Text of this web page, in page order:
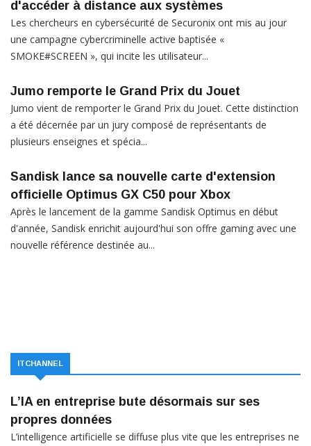
d'accéder à distance aux systèmes
Les chercheurs en cybersécurité de Securonix ont mis au jour
une campagne cybercriminelle active baptisée «
SMOKE#SCREEN », qui incite les utilisateur...
Jumo remporte le Grand Prix du Jouet
Jumo vient de remporter le Grand Prix du Jouet. Cette distinction
a été décernée par un jury composé de représentants de
plusieurs enseignes et spécia...
Sandisk lance sa nouvelle carte d'extension
officielle Optimus GX C50 pour Xbox
Après le lancement de la gamme Sandisk Optimus en début
d'année, Sandisk enrichit aujourd'hui son offre gaming avec une
nouvelle référence destinée au...
ITCHANNEL
L’IA en entreprise bute désormais sur ses
propres données
L’intelligence artificielle se diffuse plus vite que les entreprises ne